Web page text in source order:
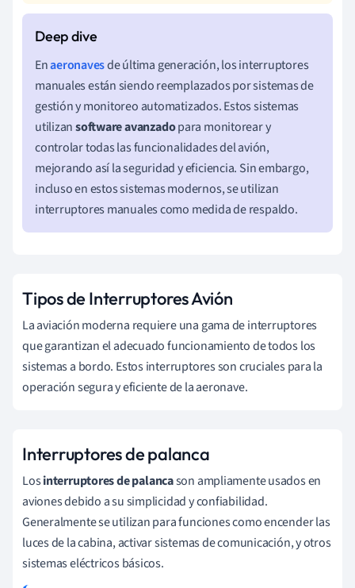
Enaeronavesde última generación, los interruptores
manuales están siendo reemplazados por sistemas de
gestión y monitoreo automatizados. Estos sistemas
utilizansoftware avanzadopara monitorear y
controlar todas las funcionalidades del avión,
mejorando así la seguridad y eficiencia. Sin embargo,
incluso en estos sistemas modernos, se utilizan
interruptores manuales como medida de respaldo.
Tipos de Interruptores Avión
La aviación moderna requiere una gama de interruptores
que garantizan el adecuado funcionamiento de todos los
sistemas a bordo. Estos interruptores son cruciales para la
operación segura y eficiente de la aeronave.
Interruptores de palanca
Losinterruptores de palancason ampliamente usados en
aviones debido a su simplicidad y confiabilidad.
Generalmente se utilizan para funciones como encender las
luces de la cabina, activar sistemas de comunicación, y otros
sistemas eléctricos básicos.